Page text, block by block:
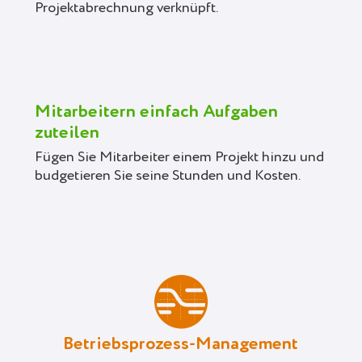
Projektabrechnung verknüpft.
Mitarbeitern einfach Aufgaben
zuteilen
Fügen Sie Mitarbeiter einem Projekt hinzu und
budgetieren Sie seine Stunden und Kosten.
Betriebsprozess-Management